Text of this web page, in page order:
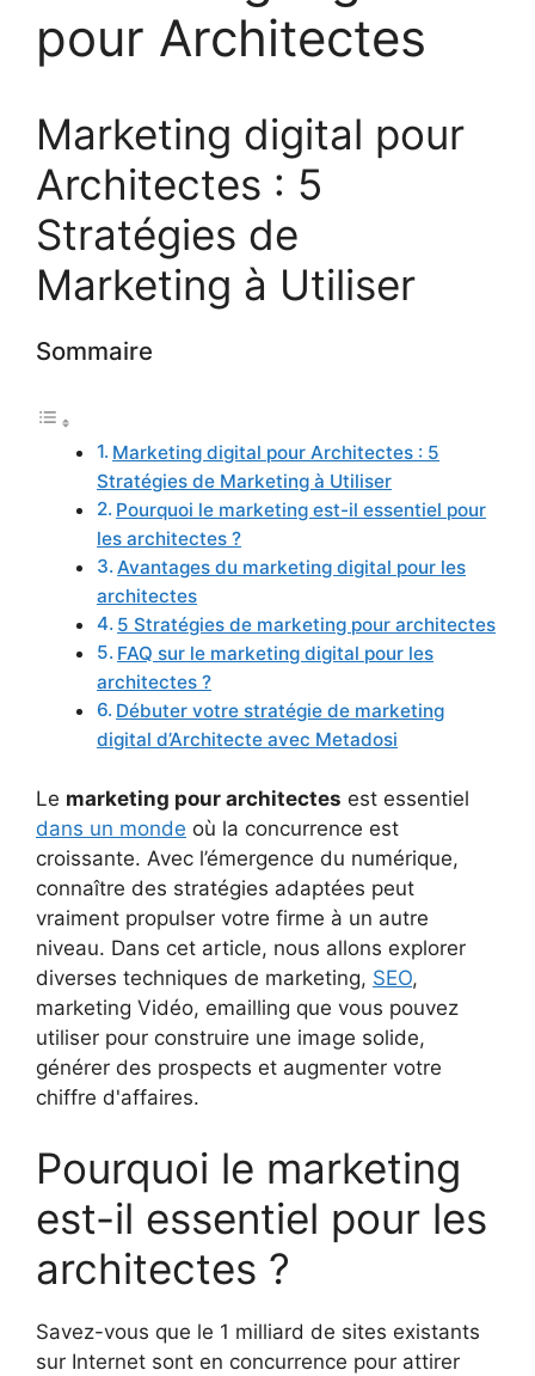
pour Architectes
Marketing digital pour
Architectes : 5
Stratégies de
Marketing à Utiliser
Sommaire
Marketing digital pour Architectes : 5
Stratégies de Marketing à Utiliser
Pourquoi le marketing est-il essentiel pour
les architectes ?
Avantages du marketing digital pour les
architectes
5 Stratégies de marketing pour architectes
FAQ sur le marketing digital pour les
architectes ?
Débuter votre stratégie de marketing
digital d’Architecte avec Metadosi
Le marketing pour architectes est essentiel
dans un monde où la concurrence est
croissante. Avec l’émergence du numérique,
connaître des stratégies adaptées peut
vraiment propulser votre firme à un autre
niveau. Dans cet article, nous allons explorer
diverses techniques de marketing, SEO,
marketing Vidéo, emailling que vous pouvez
utiliser pour construire une image solide,
générer des prospects et augmenter votre
chiffre d'affaires.
Pourquoi le marketing
est-il essentiel pour les
architectes ?
Savez-vous que le 1 milliard de sites existants
sur Internet sont en concurrence pour attirer